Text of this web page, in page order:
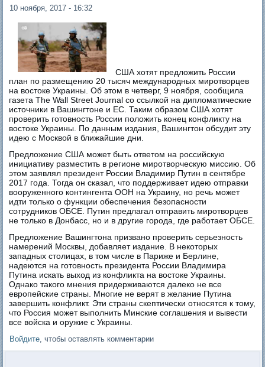
10 ноября, 2017 - 16:32
США хотят предложить России
план по размещению 20 тысяч международных миротворцев
на востоке Украины. Об этом в четверг, 9 ноября, сообщила
газета The Wall Street Journal со ссылкой на дипломатические
источники в Вашингтоне и ЕС. Таким образом США хотят
проверить готовность России положить конец конфликту на
востоке Украины. По данным издания, Вашингтон обсудит эту
идею с Москвой в ближайшие дни.
Предложение США может быть ответом на российскую
инициативу разместить в регионе миротворческую миссию. Об
этом заявлял президент России Владимир Путин в сентябре
2017 года. Тогда он сказал, что поддерживает идею отправки
вооруженного контингента ООН на Украину, но речь может
идти только о функции обеспечения безопасности
сотрудников ОБСЕ. Путин предлагал отправить миротворцев
не только в Донбасс, но и в другие города, где работает ОБСЕ.
Предложение Вашингтона призвано проверить серьезность
намерений Москвы, добавляет издание. В некоторых
западных столицах, в том числе в Париже и Берлине,
надеются на готовность президента России Владимира
Путина искать выход из конфликта на востоке Украины.
Однако такого мнения придерживаются далеко не все
европейские страны. Многие не верят в желание Путина
завершить конфликт. Эти страны скептически относятся к тому,
что Россия может выполнить Минские соглашения и вывести
все войска и оружие с Украины.
Войдите, чтобы оставлять комментарии